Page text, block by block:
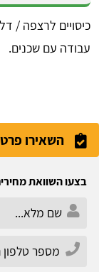
כיסויים לרצפה /
עבודה עם שכנים.
השאירו
בצעו השוואת